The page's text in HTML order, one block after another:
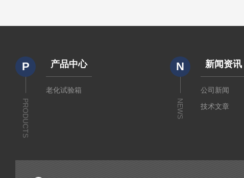
P
PRODUCTS
产品中心
老化试验箱
N
NEWS
新闻资讯
公司新闻
技术文章